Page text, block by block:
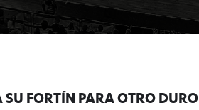
FORTÍN PARA OTRO DURO